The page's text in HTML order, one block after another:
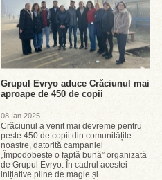
Grupul Evryo aduce Crăciunul mai
aproape de 450 de copii
08 Ian 2025
Crăciunul a venit mai devreme pentru
peste 450 de copii din comunitățile
noastre, datorită campaniei
„Împodobește o faptă bună” organizată
de Grupul Evryo. În cadrul acestei
inițiative pline de magie și...